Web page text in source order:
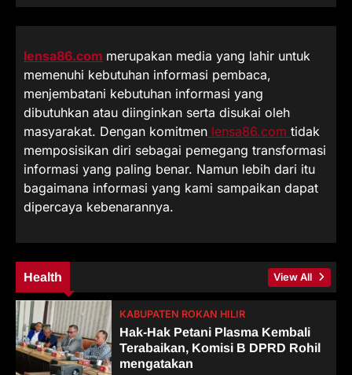
lensa86.com merupakan media yang lahir untuk
memenuhi kebutuhan informasi pembaca,
menjembatani kebutuhan informasi yang
dibutuhkan atau diinginkan serta disukai oleh
masyarakat. Dengan komitmen lensa86.com tidak
memposisikan diri sebagai pemegang transformasi
informasi yang paling benar. Namun lebih dari itu
bagaimana informasi yang kami sampaikan dapat
dipercaya kebenarannya.
Health View All
KABUPATEN ROKAN HILIR
Hak-Hak Petani Plasma Kembali
Terabaikan, Komisi B DPRD Rohil
mengatakan